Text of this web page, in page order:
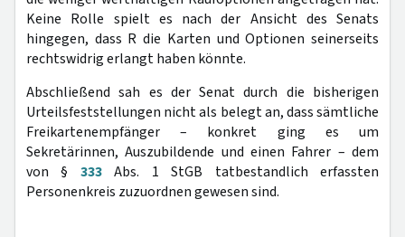
Keine Rolle spielt es nach der Ansicht des Senats
hingegen, dass R die Karten und Optionen seinerseits
rechtswidrig erlangt haben könnte.
Abschließend sah es der Senat durch die bisherigen
Urteilsfeststellungen nicht als belegt an, dass sämtliche
Freikartenempfänger – konkret ging es um
Sekretärinnen, Auszubildende und einen Fahrer – dem
von § 333Abs. 1 StGB tatbestandlich erfassten
Personenkreis zuzuordnen gewesen sind.